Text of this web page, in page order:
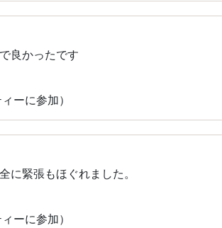
良かったです
ーに参加）
緊張もほぐれました。
ーに参加）